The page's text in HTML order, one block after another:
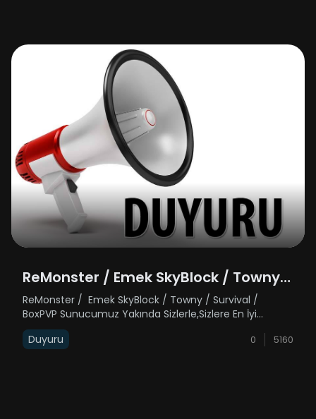
ReMonster / Emek SkyBlock / Towny /
Survival / BoxPVP
ReMonster / Emek SkyBlock / Towny / Survival /
BoxPVP Sunucumuz Yakında Sizlerle,Sizlere En İyi
Hizmeti Verebilmek Adına Elimizden Gelen En İyi
Sistemlerle Birlikte Güçlü Makinelerle
Duyuru 0 5160